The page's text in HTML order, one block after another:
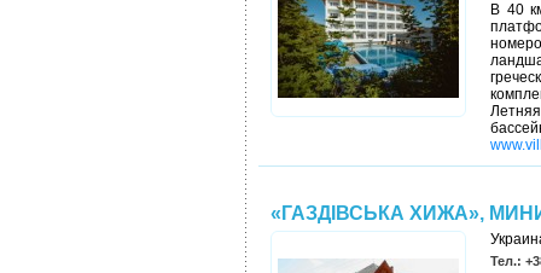
В 40
«ГАЗДІВСЬКА ХИЖА»,
Тел.: